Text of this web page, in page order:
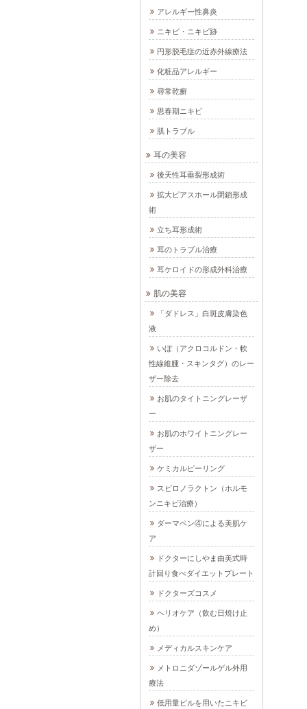
アレルギー性鼻炎
ニキビ・ニキビ跡
円形脱毛症の近赤外線療法
化粧品アレルギー
尋常乾癬
思春期ニキビ
肌トラブル
耳の美容
後天性耳垂裂形成術
拡大ピアスホール閉鎖形成
術
立ち耳形成術
耳のトラブル治療
耳ケロイドの形成外科治療
肌の美容
「ダドレス」白斑皮膚染色
液
いぼ（アクロコルドン・軟
性線維腫・スキンタグ）のレー
ザー除去
お肌のタイトニングレーザ
ー
お肌のホワイトニングレー
ザー
ケミカルピーリング
スピロノラクトン（ホルモ
ンニキビ治療）
ダーマペン④による美肌ケ
ア
ドクターにしやま由美式時
計回り食べダイエットプレート
ドクターズコスメ
ヘリオケア（飲む日焼け止
め）
メディカルスキンケア
メトロニダゾールゲル外用
療法
低用量ピルを用いたニキビ